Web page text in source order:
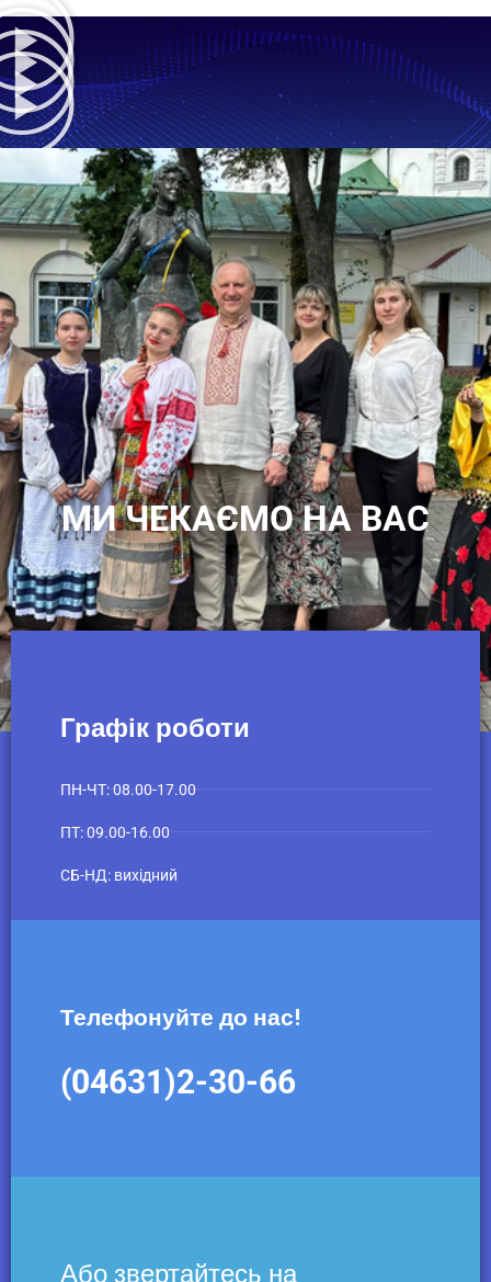
МИ ЧЕКАЄМО НА ВАС
Графік роботи
ПН-ЧТ: 08.00-17.00
ПТ: 09.00-16.00
СБ-НД: вихідний
Телефонуйте до нас!
(04631)2-30-66
Або звертайтесь на